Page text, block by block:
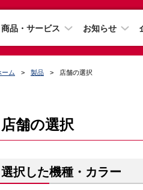
商品・サービス お知らせ
ーム 製品 店舗の選択
店舗の選択
選択した機種・カラー